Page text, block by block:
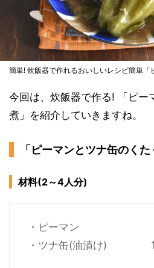
簡単! 炊飯器で作れるおいしいレシピ簡単「
今回は、炊飯器で作る! 「ピー
煮」を紹介していきますね。
「ピーマンとツナ缶のくた
材料(2～4人分)
・ピーマン
・ツナ缶(油漬け) 1